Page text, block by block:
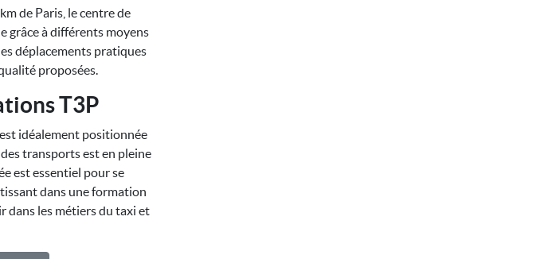
de Paris, le centre de
grâce à différents moyens
déplacements pratiques
proposées.
T3P
idéalement positionnée
transports est en pleine
est essentiel pour se
dans une formation
dans les métiers du taxi et